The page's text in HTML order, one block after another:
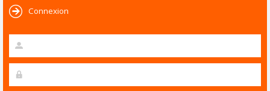
Connexion